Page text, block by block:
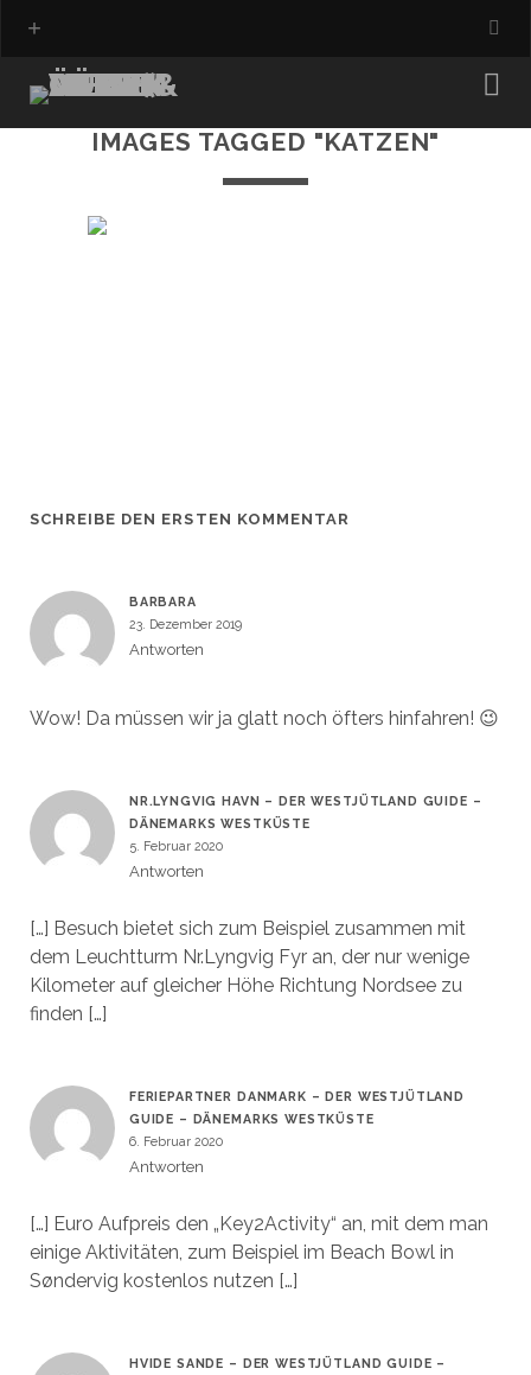
IMAGES TAGGED "KATZEN"
SCHREIBE DEN ERSTEN KOMMENTAR
BARBARA
23. Dezember 2019
Antworten
Wow! Da müssen wir ja glatt noch öfters hinfahren! 😉
NR.LYNGVIG HAVN – DER WESTJÜTLAND GUIDE –
DÄNEMARKS WESTKÜSTE
5. Februar 2020
Antworten
[…] Besuch bietet sich zum Beispiel zusammen mit
dem Leuchtturm Nr.Lyngvig Fyr an, der nur wenige
Kilometer auf gleicher Höhe Richtung Nordsee zu
finden […]
FERIEPARTNER DANMARK – DER WESTJÜTLAND
GUIDE – DÄNEMARKS WESTKÜSTE
6. Februar 2020
Antworten
[…] Euro Aufpreis den „Key2Activity“ an, mit dem man
einige Aktivitäten, zum Beispiel im Beach Bowl in
Søndervig kostenlos nutzen […]
HVIDE SANDE – DER WESTJÜTLAND GUIDE –